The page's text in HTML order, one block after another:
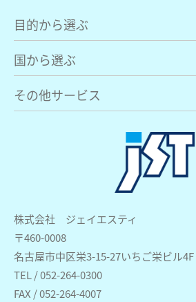
株式会社 ジェイエスティ
〒460-0008
名古屋市中区栄3-15-27いちご栄ビル4F
TEL / 052-264-0300
FAX / 052-264-4007
目的から選ぶ
国から選ぶ
その他サービス